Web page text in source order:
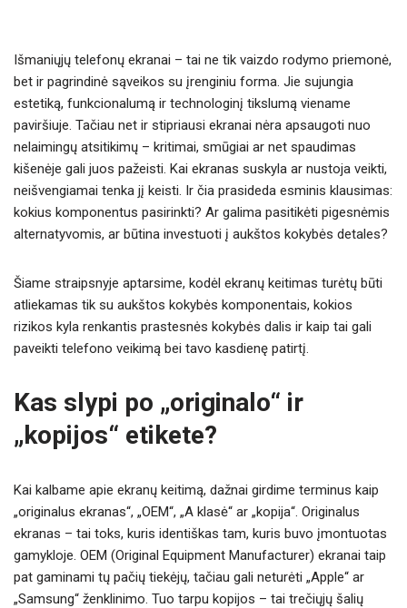
Išmaniųjų telefonų ekranai – tai ne tik vaizdo rodymo priemonė,
bet ir pagrindinė sąveikos su įrenginiu forma. Jie sujungia
estetiką, funkcionalumą ir technologinį tikslumą viename
paviršiuje. Tačiau net ir stipriausi ekranai nėra apsaugoti nuo
nelaimingų atsitikimų – kritimai, smūgiai ar net spaudimas
kišenėje gali juos pažeisti. Kai ekranas suskyla ar nustoja veikti,
neišvengiamai tenka jį keisti. Ir čia prasideda esminis klausimas:
kokius komponentus pasirinkti? Ar galima pasitikėti pigesnėmis
alternatyvomis, ar būtina investuoti į aukštos kokybės detales?
Šiame straipsnyje aptarsime, kodėl ekranų keitimas turėtų būti
atliekamas tik su aukštos kokybės komponentais, kokios
rizikos kyla renkantis prastesnės kokybės dalis ir kaip tai gali
paveikti telefono veikimą bei tavo kasdienę patirtį.
Kas slypi po „originalo“ ir
„kopijos“ etikete?
Kai kalbame apie ekranų keitimą, dažnai girdime terminus kaip
„originalus ekranas“, „OEM“, „A klasė“ ar „kopija“. Originalus
ekranas – tai toks, kuris identiškas tam, kuris buvo įmontuotas
gamykloje. OEM (Original Equipment Manufacturer) ekranai taip
pat gaminami tų pačių tiekėjų, tačiau gali neturėti „Apple“ ar
„Samsung“ ženklinimo. Tuo tarpu kopijos – tai trečiųjų šalių